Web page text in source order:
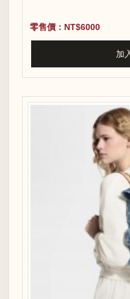
零售價：NT$6000
加